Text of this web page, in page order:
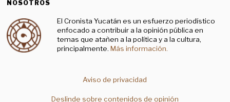
NOSOTROS
El Cronista Yucatán es un esfuerzo periodístico
enfocado a contribuir a la opinión pública en
temas que atañen a la política y a la cultura,
principalmente. Más información.
Aviso de privacidad
Deslinde sobre contenidos de opinión